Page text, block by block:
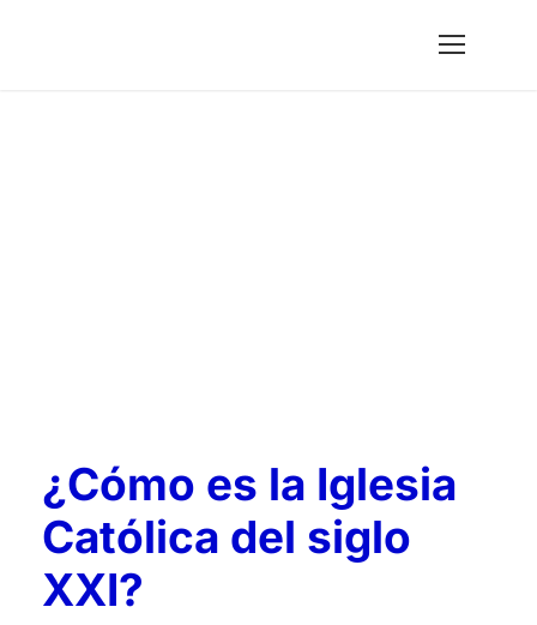
¿Cómo es la Iglesia
Católica del siglo
XXI?